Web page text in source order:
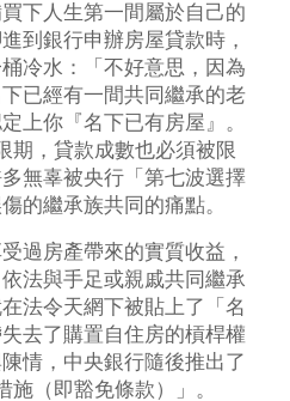
下人生第一間屬於自己的
到銀行申辦房屋貸款時，
冷水：「不好意思，因為
已經有一間共同繼承的老
上你『名下已有房屋』。
期，貸款成數也必須被限
無辜被央行「第七波選擇
的繼承族共同的痛點。
過房產帶來的實質收益，
法與手足或親戚共同繼承
法令天網下被貼上了「名
去了購置自住房的槓桿權
情，中央銀行隨後推出了
施（即豁免條款）」。